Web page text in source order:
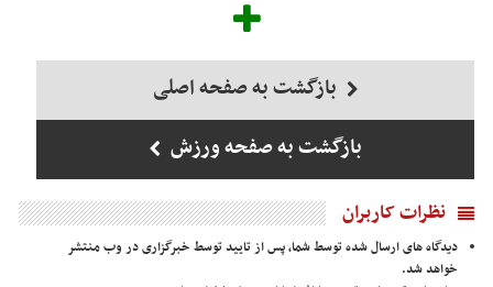
بازگشت به صفحه اصلی
بازگشت به صفحه ورزش
نظرات کاربران
دیدگاه های ارسال شده توسط شما، پس از تایید توسط خبرگزاری در وب منتشر
خواهد شد.